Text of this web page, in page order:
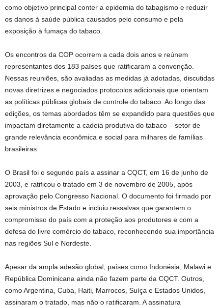
como objetivo principal conter a epidemia do tabagismo e reduzir
os danos à saúde pública causados pelo consumo e pela
exposição à fumaça do tabaco.
Os encontros da COP ocorrem a cada dois anos e reúnem
representantes dos 183 países que ratificaram a convenção.
Nessas reuniões, são avaliadas as medidas já adotadas, discutidas
novas diretrizes e negociados protocolos adicionais que orientam
as políticas públicas globais de controle do tabaco. Ao longo das
edições, os temas abordados têm se expandido para questões que
impactam diretamente a cadeia produtiva do tabaco – setor de
grande relevância econômica e social para milhares de famílias
brasileiras.
O Brasil foi o segundo país a assinar a CQCT, em 16 de junho de
2003, e ratificou o tratado em 3 de novembro de 2005, após
aprovação pelo Congresso Nacional. O documento foi firmado por
seis ministros de Estado e incluiu ressalvas que garantem o
compromisso do país com a proteção aos produtores e com a
defesa do livre comércio do tabaco, reconhecendo sua importância
nas regiões Sul e Nordeste.
Apesar da ampla adesão global, países como Indonésia, Malawi e
República Dominicana ainda não fazem parte da CQCT. Outros,
como Argentina, Cuba, Haiti, Marrocos, Suíça e Estados Unidos,
assinaram o tratado, mas não o ratificaram. A assinatura